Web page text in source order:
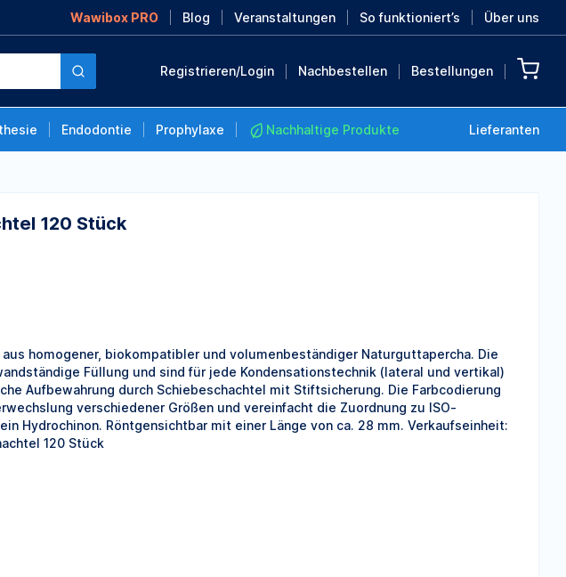
Wawibox PRO Blog Veranstaltungen So funktioniert’s Über uns
Registrieren/Login Nachbestellen Bestellungen
Endodontie Prophylaxe Nachhaltige Produkte Lieferanten
MEHR ENTDECKEN
120 Stück
homogener, biokompatibler und volumenbeständiger Naturguttapercha. Die
Füllung und sind für jede Kondensationstechnik (lateral und vertikal)
Aufbewahrung durch Schiebeschachtel mit Stiftsicherung. Die Farbcodierung
verschiedener Größen und vereinfacht die Zuordnung zu ISO-
Hydrochinon. Röntgensichtbar mit einer Länge von ca. 28 mm. Verkaufseinheit:
120 Stück